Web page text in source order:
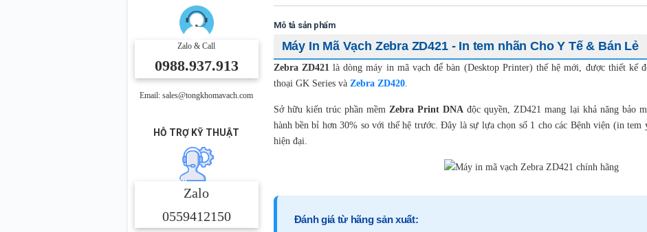
Zalo & Call
0988.937.913
Email: sales@tongkhomavach.com
HỖ TRỢ KỸ THUẬT
Zalo
0559412150
Mô tả sản phẩm
Máy In Mã Vạch Zebra ZD421 - In tem nhãn Cho Y Tế & Bán Lẻ
Zebra ZD421là dòng máy in mã vạch để bàn (Desktop Printer) thế hệ mới, được thiết kế
thoại GK Series và Zebra ZD420.
Sở hữu kiến trúc phần mềm Zebra Print DNA độc quyền, ZD421 mang lại khả năng bảo
hành bền bỉ hơn 30% so với thế hệ trước. Đây là sự lựa chọn số 1 cho các Bệnh viện (in tem
hiện đại.
Đánh giá từ hãng sản xuất: